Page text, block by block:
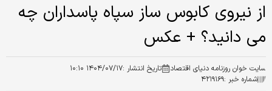
از نیروی کابوس ساز سپاه پاسداران چه
می دانید؟ + عکس
سایت خوان روزنامه دنیای اقتصاد تاریخ انتشار :۱۴۰۴/۰۷/۱۷ ۱۰:۱۰
شماره خبر :۴۲۱۹۱۶۹